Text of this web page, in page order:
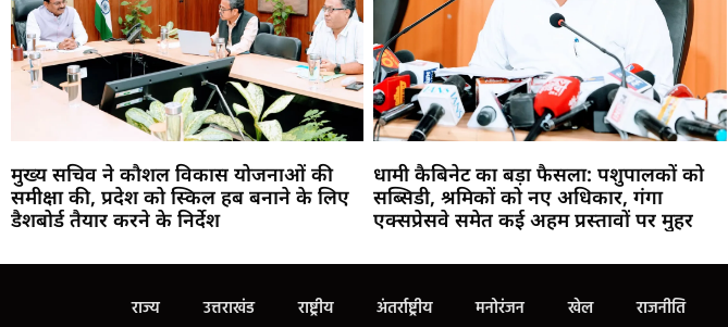
मुख्य सचिव ने कौशल विकास योजनाओं की
समीक्षा की, प्रदेश को स्किल हब बनाने के लिए
डैशबोर्ड तैयार करने के निर्देश
धामी कैबिनेट का बड़ा फैसला: पशुपालकों को
सब्सिडी, श्रमिकों को नए अधिकार, गंगा
एक्सप्रेसवे समेत कई अहम प्रस्तावों पर मुहर
राज्य उत्तराखंड राष्ट्रीय अंतर्राष्ट्रीय मनोरंजन खेल राजनीति